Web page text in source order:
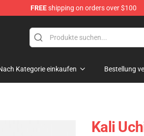
FREEshipping on orders over $100
Kategorie einkaufen Bestellung
Kali